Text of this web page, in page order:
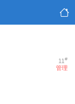
11#
管理